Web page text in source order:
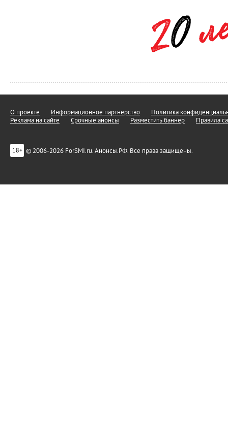
О проекте Информационное партнерство
Политика
Реклама на сайте
Срочные анонсы Разместить баннер Правила
18+ © 2006-2026 ForSMI.ru. Анонсы.РФ. Все права защищены.